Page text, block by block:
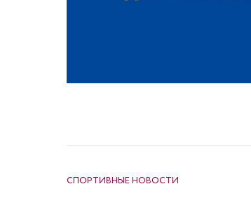
СПОРТИВНЫЕ НОВОСТИ